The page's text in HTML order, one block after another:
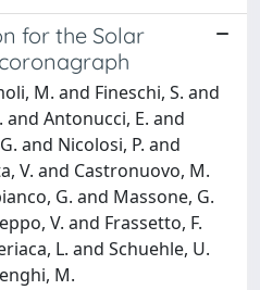
for the Solar
M. and Fineschi, S. and
and Antonucci, E. and
and Nicolosi, P. and
V. and Castronuovo, M.
G. and Massone, G.
V. and Frassetto, F.
L. and Schuehle, U.
M.